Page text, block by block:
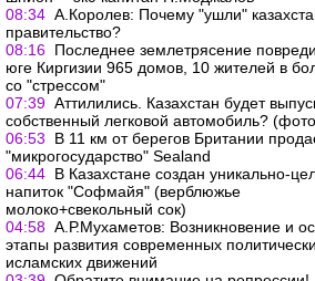
08:34 А.Королев: Почему "ушли"
правительство?
08:16 Поcледнее землетрясение
юге Киргизии 965 домов, 10 жителей в
со "стрессом"
07:39 Аттилились. Казахстан будет
собственный легковой автомобиль?
06:53
В 11 км от берегов Британии
"микрогосударство" Sealand
06:44 В Казахстане создан уникально-
напиток "Софмайя" (верблюжье
молоко+свекольный сок)
04:58 А.Р.Мухаметов: Возникновение и
этапы развития современных
исламских движений